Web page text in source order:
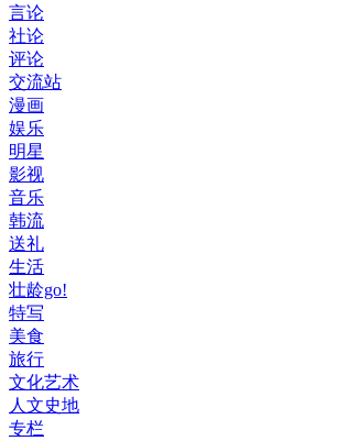
言论
社论
评论
交流站
漫画
娱乐
明星
影视
音乐
韩流
送礼
生活
壮龄go!
特写
美食
旅行
文化艺术
人文史地
专栏